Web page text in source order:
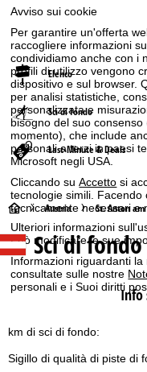
Avviso sui cookie
Per garantire un'offerta
raccogliere informazioni
condividiamo anche con i
profili di utilizzo vengono
dispositivo e sul browser.
per analisi statistiche,
personalizzata e
bisogno del suo
momento), che include
personali a terzi in paesi
Microsoft negli USA.
Cliccando suAccetto si
tecnologie simili. Facendo
tecnicamente necessari e
Ulteriori informazioni
Può modificare le sue
Informazioni riguardanti
consultate sulle nostre
personali e i Suoi diritti
Elenco
Sci di fondo
Last-Minute & Deals
H
o
m
p
Austria St. Anton
Sci di
Info
km di sci di fondo:
Sigillo di qualità di piste di